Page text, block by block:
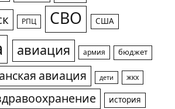
РПЦ СВО США
авиация армия бюджет
авиация дети жкх
история